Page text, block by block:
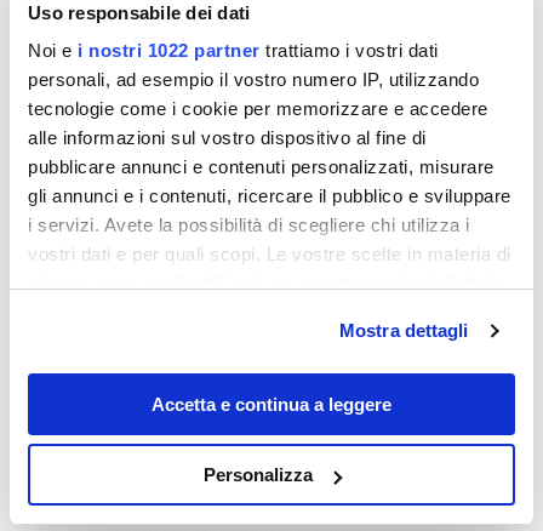
Uso responsabile dei dati
Noi e i nostri 1022 partner trattiamo i vostri dati
personali, ad esempio il vostro numero IP, utilizzando
tecnologie come i cookie per memorizzare e accedere
alle informazioni sul vostro dispositivo al fine di
pubblicare annunci e contenuti personalizzati, misurare
gli annunci e i contenuti, ricercare il pubblico e sviluppare
i servizi. Avete la possibilità di scegliere chi utilizza i
vostri dati e per quali scopi. Le vostre scelte in materia di
modificare o revocare il proprio consenso in qualsiasi
momento dalla Dichiarazione sui cookie o facendo clic
sull'icona di attivazione della privacy.
raccogliere informazioni sulla tua posizione
geografica, con un'approssimazione di qualche
Mostra dettagli
Accetta e continua a leggere
Personalizza
Destinazioni
È come stare a Braies, ma a posto delle
Dolomiti su questo piccolo lago